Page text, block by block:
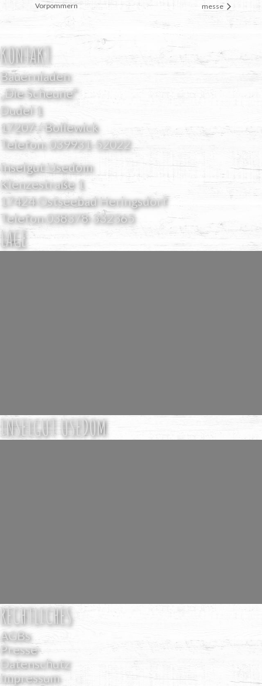
Vorpommern
mes­se
KONTAKT
Bauernladen
„Die Scheune“
Dudel 1
17207 / Bollewick
Telefon:039931-52022
Inselgut Usedom
Klenzestraße 1
17424 Ostseebad Heringsdorf
Telefon038378-332365
LAGE
INSELGUT USEDOM
RECHTLICHES
AGBs
Presse
Datenschutz
Impressum